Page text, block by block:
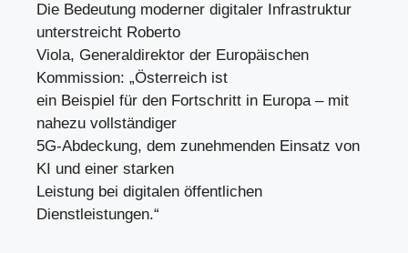
Die Bedeutung moderner digitaler Infrastruktur
unterstreicht Roberto
Viola, Generaldirektor der Europäischen
Kommission: „Österreich ist
ein Beispiel für den Fortschritt in Europa – mit
nahezu vollständiger
5G-Abdeckung, dem zunehmenden Einsatz von
KI und einer starken
Leistung bei digitalen öffentlichen
Dienstleistungen.“